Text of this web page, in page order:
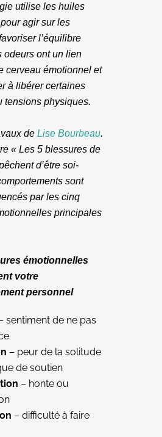
utilise les huiles
agir sur les
l’équilibre
odeurs ont un lien
cerveau émotionnel et
à libérer certaines
tensions physiques.
de Lise Bourbeau.
« Les 5 blessures de
d’être soi-
sont
par les cinq
principales
émotionnelles
votre
personnel
sentiment de ne pas
– peur de la solitude
de soutien
– honte ou
– difficulté à faire